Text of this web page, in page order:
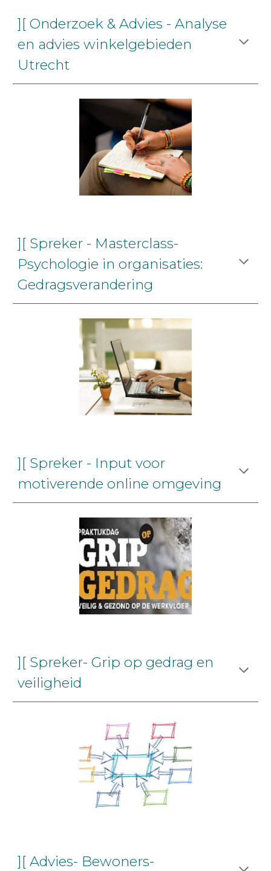
][ Onderzoek & Advies - Analyse
en advies winkelgebieden
Utrecht
][ Spreker - Masterclass-
Psychologie in organisaties:
Gedragsverandering
][ Spreker - Input voor
motiverende online omgeving
][ Spreker- Grip op gedrag en
veiligheid
][ Advies- Bewoners-